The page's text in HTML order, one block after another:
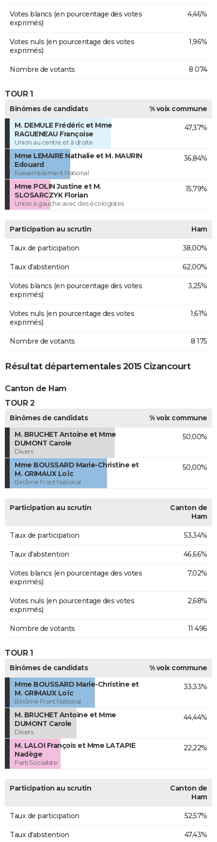
Votes blancs (en pourcentage des votes
exprimés)
4,46%
Votes nuls (en pourcentage des votes
exprimés)
1,96%
Nombre de votants 8 074
TOUR 1
Binômes de candidats
% voix commune
M. DEMULE Frédéric et Mme
RAGUENEAU Françoise
Union au centre et à droite
47,37%
Mme LEMAIRE Nathalie et M. MAURIN
Edouard
Rassemblement National
36,84%
Mme POLIN Justine et M.
SLOSARCZYK Florian
Union à gauche avec des écologistes
15,79%
Participation au scrutin Ham
Taux de participation 38,00%
Taux d'abstention 62,00%
Votes blancs (en pourcentage des votes
exprimés)
3,25%
Votes nuls (en pourcentage des votes
exprimés)
1,61%
Nombre de votants 8 175
Résultat départementales 2015 Cizancourt
Canton de Ham
TOUR 2
Binômes de candidats
% voix commune
M. BRUCHET Antoine et Mme
DUMONT Carole
Divers
50,00%
Mme BOUSSARD Marie-Christine et
M. GRIMAUX Loïc
Binôme Front National
50,00%
Participation au scrutin
Canton de
Ham
Taux de participation 53,34%
Taux d'abstention 46,66%
Votes blancs (en pourcentage des votes
exprimés)
7,02%
Votes nuls (en pourcentage des votes
exprimés)
2,68%
Nombre de votants 11 496
TOUR 1
Binômes de candidats
% voix commune
Mme BOUSSARD Marie-Christine et
M. GRIMAUX Loïc
Binôme Front National
33,33%
M. BRUCHET Antoine et Mme
DUMONT Carole
Divers
44,44%
M. LALOI François et Mme LATAPIE
Nadège
Parti Socialiste
22,22%
Participation au scrutin
Canton de
Ham
Taux de participation 52,57%
Taux d'abstention 47,43%